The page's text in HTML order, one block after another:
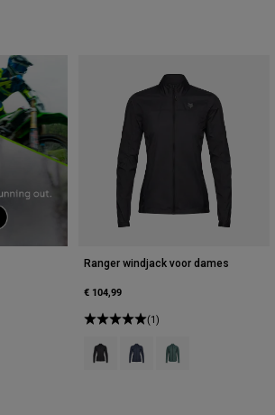
Ranger windjack voor dames
€ 104,99
(1)
Product swatch type of Zwart.
Product swatch type of
Product swatch